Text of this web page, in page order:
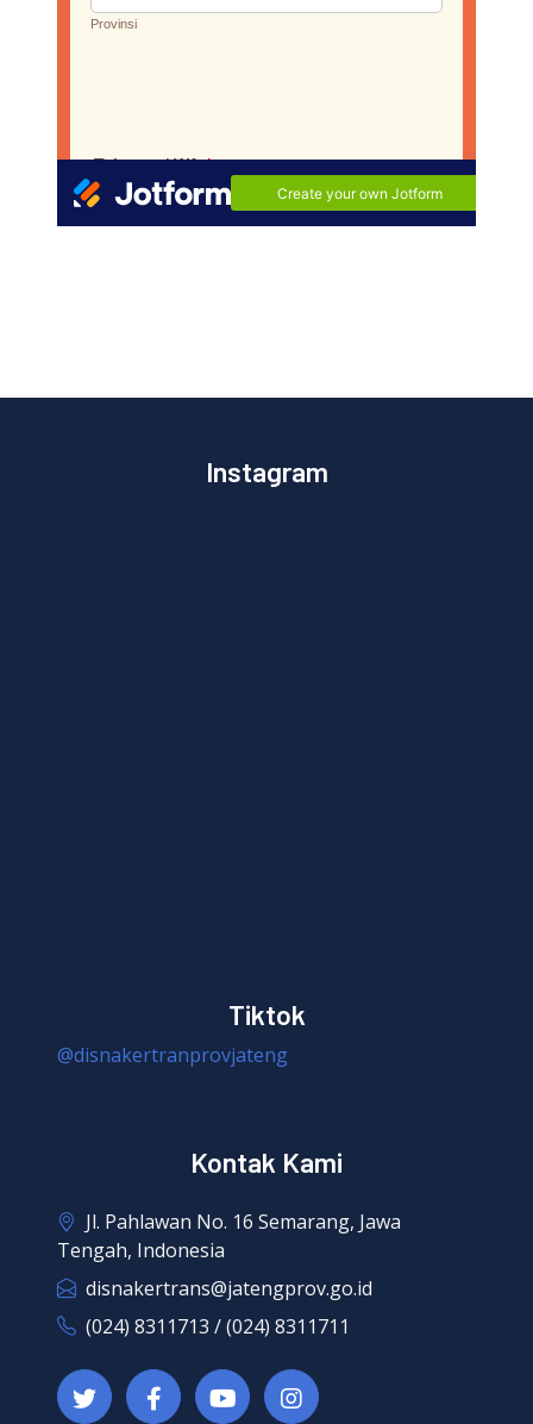
Instagram
Tiktok
@disnakertranprovjateng
Kontak Kami
Jl. Pahlawan No. 16 Semarang, Jawa
Tengah, Indonesia
disnakertrans@jatengprov.go.id
(024) 8311713 / (024) 8311711